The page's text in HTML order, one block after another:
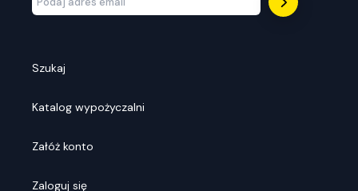
Szukaj
Katalog wypożyczalni
Załóż konto
Zaloguj się